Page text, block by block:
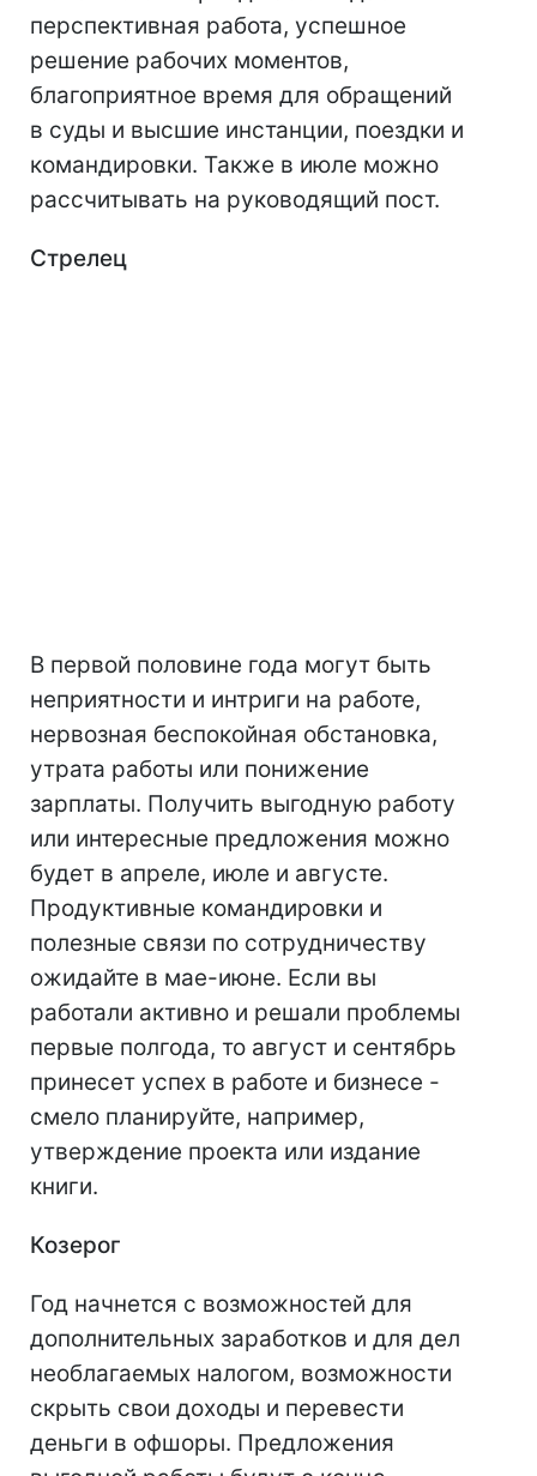
перспективная работа, успешное
решение рабочих моментов,
благоприятное время для обращений
в суды и высшие инстанции, поездки и
командировки. Также в июле можно
рассчитывать на руководящий пост.
Стрелец
В первой половине года могут быть
неприятности и интриги на работе,
нервозная беспокойная обстановка,
утрата работы или понижение
зарплаты. Получить выгодную работу
или интересные предложения можно
будет в апреле, июле и августе.
Продуктивные командировки и
полезные связи по сотрудничеству
ожидайте в мае-июне. Если вы
работали активно и решали проблемы
первые полгода, то август и сентябрь
принесет успех в работе и бизнесе -
смело планируйте, например,
утверждение проекта или издание
книги.
Козерог
Год начнется с возможностей для
дополнительных заработков и для дел
необлагаемых налогом, возможности
скрыть свои доходы и перевести
деньги в офшоры. Предложения